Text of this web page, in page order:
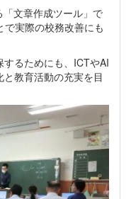
文章作成ツール」で
実際の校務改善にも
るためにも、ICTやAI
教育活動の充実を目